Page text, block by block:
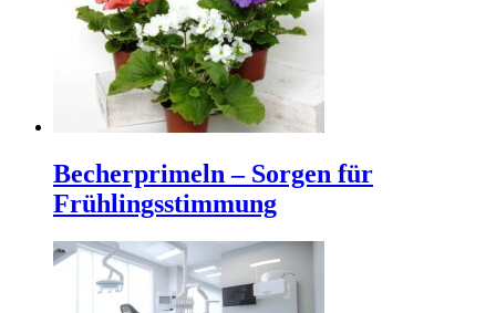
Becherprimeln – Sorgen für
Frühlingsstimmung